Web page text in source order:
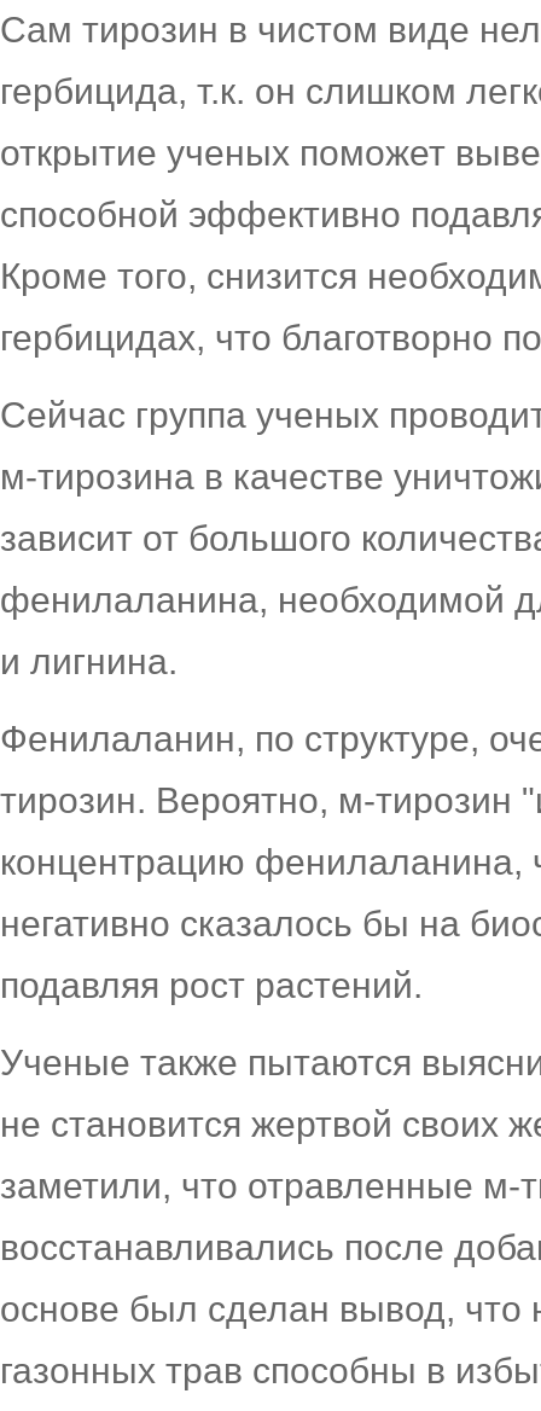
Сам тирозин в чистом виде
гербицида, т.к. он слишком
открытие ученых поможет
способной эффективно
Кроме того, снизится
гербицидах, что благотворно
Сейчас группа ученых
м-тирозина в качестве
зависит от большого
фенилаланина, необходимой
и лигнина.
Фенилаланин, по структуре,
тирозин. Вероятно, м-тирозин
концентрацию фенилаланина,
негативно сказалось бы на
подавляя рост растений.
Ученые также пытаются
не становится жертвой своих
заметили, что отравленные м-
восстанавливались после
основе был сделан вывод,
газонных трав способны в